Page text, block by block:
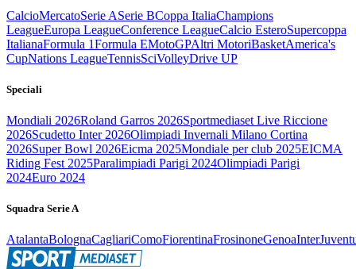
CalcioMercatoSerie ASerie BCoppa ItaliaChampions
LeagueEuropa LeagueConference LeagueCalcio EsteroSupercoppa
ItalianaFormula 1Formula EMotoGPAltri MotoriBasketAmerica's
CupNations LeagueTennisSciVolleyDrive UP
Speciali
Mondiali 2026Roland Garros 2026Sportmediaset Live Riccione
2026Scudetto Inter 2026Olimpiadi Invernali Milano Cortina
2026Super Bowl 2026Eicma 2025Mondiale per club 2025EICMA
Riding Fest 2025Paralimpiadi Parigi 2024Olimpiadi Parigi
2024Euro 2024
Squadra Serie A
AtalantaBolognaCagliariComoFiorentinaFrosinoneGenoaInter